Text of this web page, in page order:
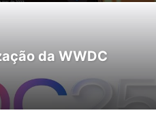
da WWDC